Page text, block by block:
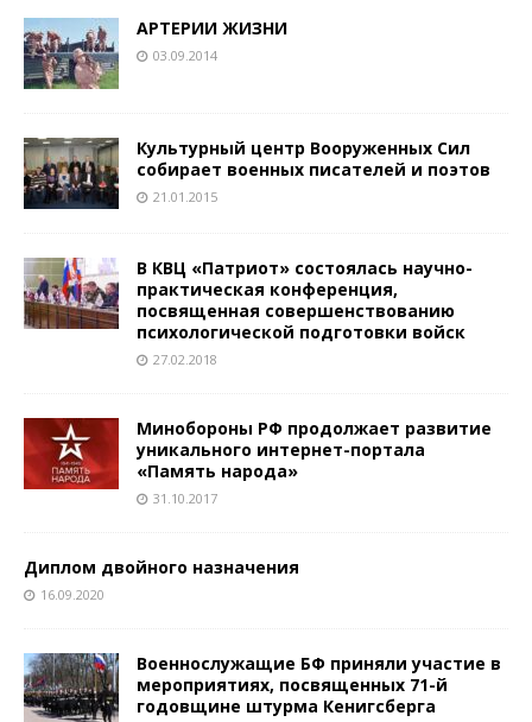
АРТЕРИИ ЖИЗНИ
03.09.2014
Культурный центр Вооруженных Сил
собирает военных писателей и поэтов
21.01.2015
В КВЦ «Патриот» состоялась научно-
практическая конференция,
посвященная совершенствованию
психологической подготовки войск
27.02.2018
Минобороны РФ продолжает развитие
уникального интернет-портала
«Память народа»
31.10.2017
Диплом двойного назначения
16.09.2020
Военнослужащие БФ приняли участие в
мероприятиях, посвященных 71-й
годовщине штурма Кенигсберга